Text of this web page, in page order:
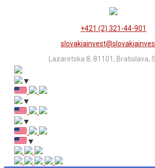
+421 (2) 321-44-901
Lazaretska 8, 81101, Bratislava,
▼
▼
▼
▼